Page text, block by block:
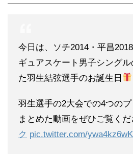
今日は、ソチ2014・平昌
ギュアスケート男子シング
た羽生結弦選手のお誕生日
羽生選手の2大会での4つの
まとめた動画をぜひご覧くだ
ク pic.twitter.com/